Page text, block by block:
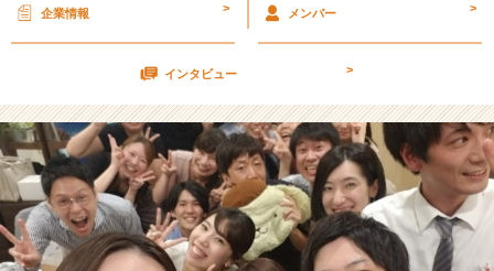
S
T
R
A
R
E
E
R
企業情報 > メンバー >
インタビュー >